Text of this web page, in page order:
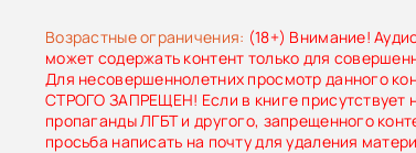
наследника, которого я так и не смогла
мой обман — единственный шанс удержать
ошибки будет страшной.
Возрастные ограничения: (18+) Внимание!
может содержать контент только для
Для несовершеннолетних просмотр данного
СТРОГО ЗАПРЕЩЕН! Если в книге присутствует
пропаганды ЛГБТ и другого, запрещенного
просьба написать на почту для удаления